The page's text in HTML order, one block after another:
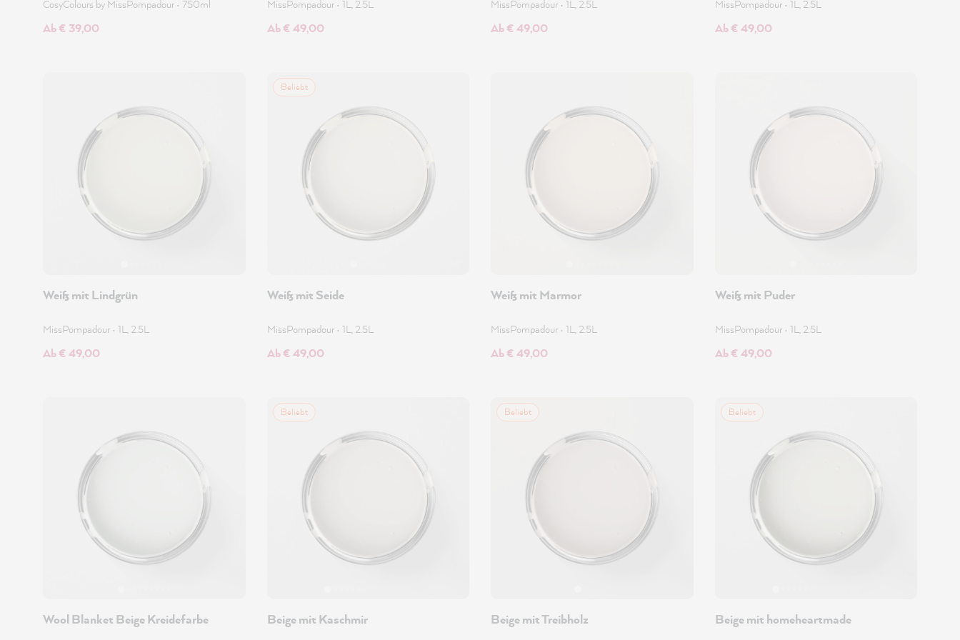
CosyColours by MissPompadour • 750ml
Ab € 39,00
MissPompadour • 1L, 2.5L
Ab € 49,00
MissPompadour • 1L, 2.5L
Ab € 49,00
MissPompadour • 1L, 2.5L
Ab € 49,00
Weiß mit Lindgrün
MissPompadour • 1L, 2.5L
Ab € 49,00
Beliebt
Weiß mit Seide
MissPompadour • 1L, 2.5L
Ab € 49,00
Weiß mit Marmor
MissPompadour • 1L, 2.5L
Ab € 49,00
Weiß mit Puder
MissPompadour • 1L, 2.5L
Ab € 49,00
Wool Blanket Beige Kreidefarbe
Beliebt
Beige mit Kaschmir
Beliebt
Beige mit Treibholz
Beliebt
Beige mit homeheartmade